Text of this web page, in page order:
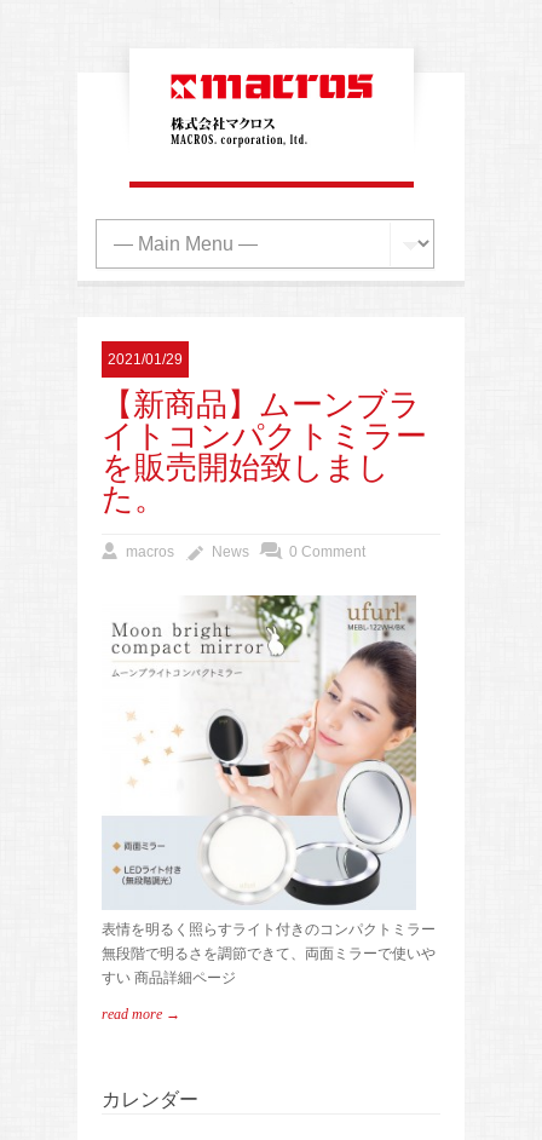
2021/01/29
【新商品】ムーンブラ
イトコンパクトミラー
を販売開始致しまし
た。
macros News 0 Comment
表情を明るく照らすライト付きのコンパクトミラー
無段階で明るさを調節できて、両面ミラーで使いや
すい 商品詳細ページ
read more →
カレンダー